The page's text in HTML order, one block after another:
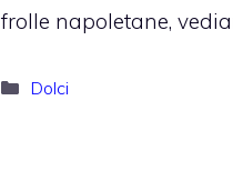
frolle napoletane,
Categorie
Dolci